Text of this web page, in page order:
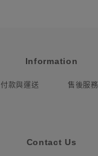
Information
付款與運送 售後服務
Contact Us